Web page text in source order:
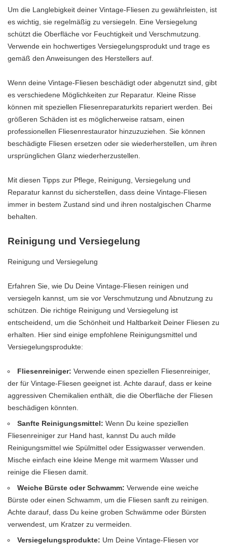
Um die Langlebigkeit deiner Vintage-Fliesen zu gewährleisten, ist
es wichtig, sie regelmäßig zu versiegeln. Eine Versiegelung
schützt die Oberfläche vor Feuchtigkeit und Verschmutzung.
Verwende ein hochwertiges Versiegelungsprodukt und trage es
gemäß den Anweisungen des Herstellers auf.
Wenn deine Vintage-Fliesen beschädigt oder abgenutzt sind, gibt
es verschiedene Möglichkeiten zur Reparatur. Kleine Risse
können mit speziellen Fliesenreparaturkits repariert werden. Bei
größeren Schäden ist es möglicherweise ratsam, einen
professionellen Fliesenrestaurator hinzuzuziehen. Sie können
beschädigte Fliesen ersetzen oder sie wiederherstellen, um ihren
ursprünglichen Glanz wiederherzustellen.
Mit diesen Tipps zur Pflege, Reinigung, Versiegelung und
Reparatur kannst du sicherstellen, dass deine Vintage-Fliesen
immer in bestem Zustand sind und ihren nostalgischen Charme
behalten.
Reinigung und Versiegelung
Reinigung und Versiegelung
Erfahren Sie, wie Du Deine Vintage-Fliesen reinigen und
versiegeln kannst, um sie vor Verschmutzung und Abnutzung zu
schützen. Die richtige Reinigung und Versiegelung ist
entscheidend, um die Schönheit und Haltbarkeit Deiner Fliesen zu
erhalten. Hier sind einige empfohlene Reinigungsmittel und
Versiegelungsprodukte:
Fliesenreiniger: Verwende einen speziellen Fliesenreiniger,
der für Vintage-Fliesen geeignet ist. Achte darauf, dass er keine
aggressiven Chemikalien enthält, die die Oberfläche der Fliesen
beschädigen könnten.
Sanfte Reinigungsmittel: Wenn Du keine speziellen
Fliesenreiniger zur Hand hast, kannst Du auch milde
Reinigungsmittel wie Spülmittel oder Essigwasser verwenden.
Mische einfach eine kleine Menge mit warmem Wasser und
reinige die Fliesen damit.
Weiche Bürste oder Schwamm: Verwende eine weiche
Bürste oder einen Schwamm, um die Fliesen sanft zu reinigen.
Achte darauf, dass Du keine groben Schwämme oder Bürsten
verwendest, um Kratzer zu vermeiden.
Versiegelungsprodukte: Um Deine Vintage-Fliesen vor